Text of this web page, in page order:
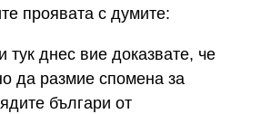
проявата с думите:
тук днес вие доказвате, че
да размие спомена за
българи от